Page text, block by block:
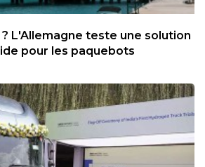
? L'Allemagne teste une solution
pour les paquebots